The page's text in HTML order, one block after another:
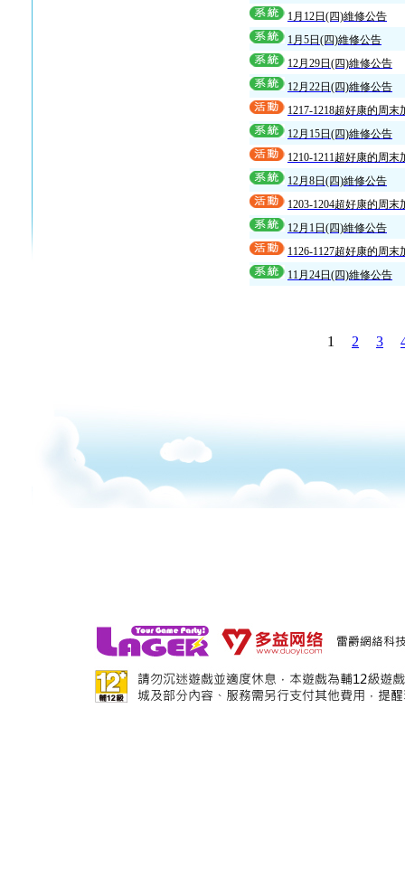
1月12日(四)維修公告
1月5日(四)維修公告
12月29日(四)維修公告
12月22日(四)維修公告
1217-1218超好康的周末
12月15日(四)維修公告
1210-1211超好康的周末
12月8日(四)維修公告
1203-1204超好康的周末
12月1日(四)維修公告
1126-1127超好康的周末
11月24日(四)維修公告
1 2 3